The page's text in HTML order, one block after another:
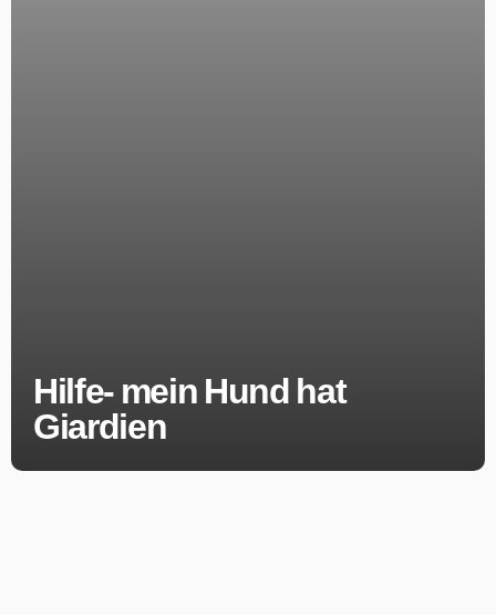
Hilfe- mein Hund hat
Giardien